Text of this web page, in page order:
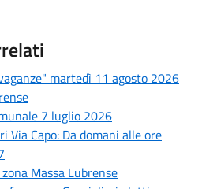
martedì 11 agosto 2026
7 luglio 2026
Via Capo: Da domani alle ore
Massa Lubrense